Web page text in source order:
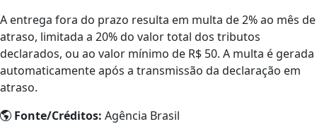
A entrega fora do prazo resulta em multa de 2% ao mês de
atraso, limitada a 20% do valor total dos tributos
declarados, ou ao valor mínimo de R$ 50. A multa é gerada
automaticamente após a transmissão da declaração em
atraso.
Fonte/Créditos: Agência Brasil